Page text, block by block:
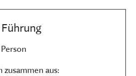
zusammen aus: